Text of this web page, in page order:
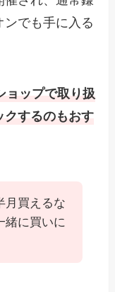
でも手に入る
ョップで取り扱
クするのもおす
月買えるな
緒に買いに